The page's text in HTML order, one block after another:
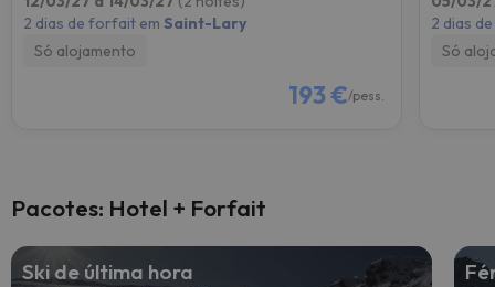
2 dias de forfait em Saint-Lary
Só alojamento
193 €/pess.
2 dias
Só
Pacotes: Hotel + Forfait
Ski de última hora